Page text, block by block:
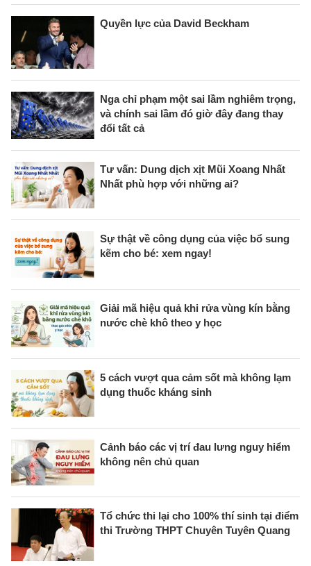
Quyền lực của David Beckham
Nga chỉ phạm một sai lầm nghiêm trọng,
và chính sai lầm đó giờ đây đang thay
đổi tất cả
Tư vấn: Dung dịch xịt Mũi Xoang Nhất
Nhất phù hợp với những ai?
Sự thật về công dụng của việc bổ sung
kẽm cho bé: xem ngay!
Giải mã hiệu quả khi rửa vùng kín bằng
nước chè khô theo y học
5 cách vượt qua cảm sốt mà không lạm
dụng thuốc kháng sinh
Cảnh báo các vị trí đau lưng nguy hiểm
không nên chủ quan
Tổ chức thi lại cho 100% thí sinh tại điểm
thi Trường THPT Chuyên Tuyên Quang